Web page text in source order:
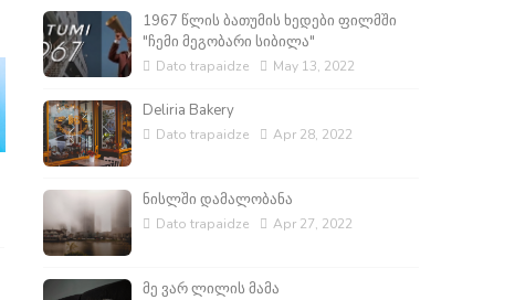
1967 წლის ბათუმის ხედები ფილმში
"ჩემი მეგობარი სიბილა"
Dato trapaidze May 13, 2022
Deliria Bakery
Dato trapaidze Apr 28, 2022
ნისლში დამალობანა
Dato trapaidze Apr 27, 2022
მე ვარ ლილის მამა